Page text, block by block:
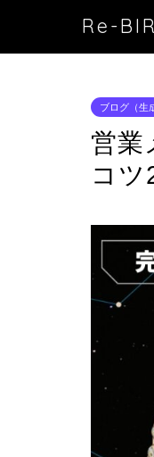
Re-
ブログ（生
営業
コツ